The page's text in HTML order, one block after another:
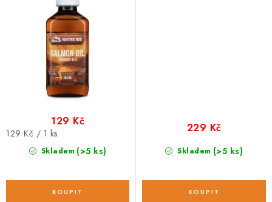
Skladem (>5 ks)
129 Kč
Měrná
129 Kč / 1 ks
Skladem (>5 ks)
229 Kč